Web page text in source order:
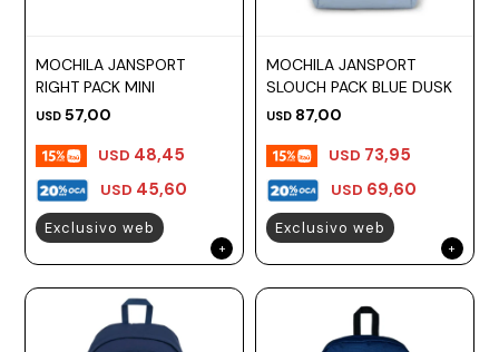
MOCHILA JANSPORT
RIGHT PACK MINI
USD 57,00
USD 45,60
USD 48,45
Exclusivo web
MOCHILA JANSPORT
SLOUCH PACK BLUE DUSK
USD 87,00
USD 69,60
USD 73,95
Exclusivo web